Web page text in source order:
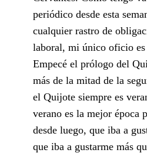
periódico desde esta
cualquier rastro de
laboral, mi único oficio es
Empecé el prólogo del
más de la mitad de la
el Quijote siempre es
verano es la mejor época
desde luego, que iba a
que iba a gustarme más